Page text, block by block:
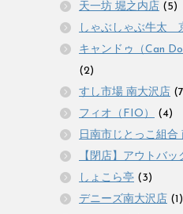
天一坊 堀之内店 (5)
しゃぶしゃぶ牛太
キャンドゥ（Can
(2)
すし市場 南大沢店
フィオ（FIO）
(4)
日南市じとっこ組合
【閉店】アウトバ
しょこら亭 (3)
デニーズ南大沢店 (1)